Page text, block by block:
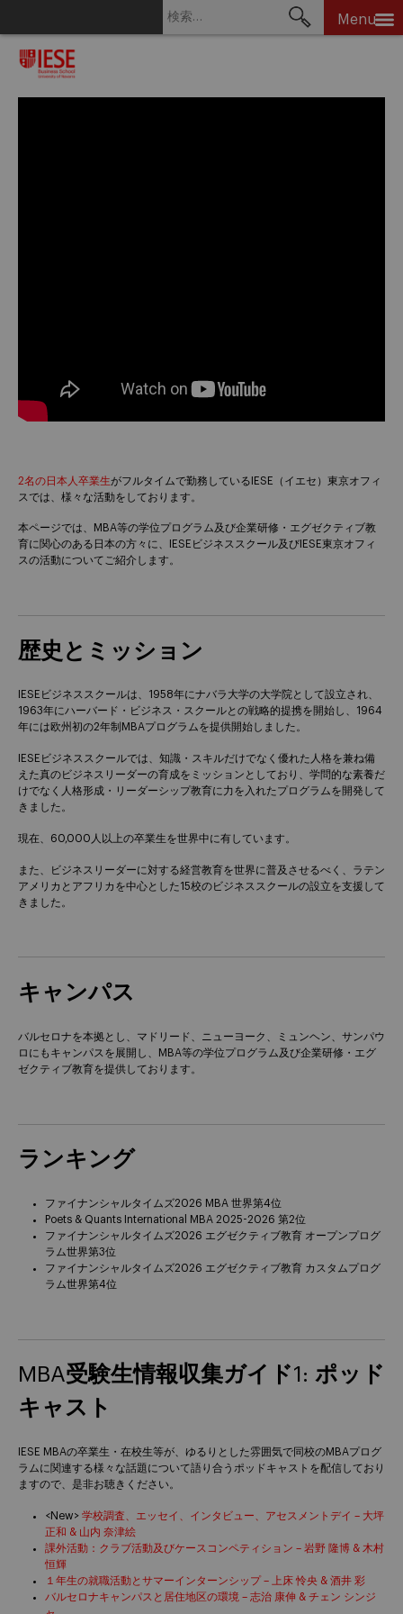
Menu
2名の日本人卒業生がフルタイムで勤務しているIESE（イエセ）東京オフィ
スでは、様々な活動をしております。
本ページでは、MBA等の学位プログラム及び企業研修・エグゼクティブ教
育に関心のある日本の方々に、IESEビジネススクール及びIESE東京オフィ
スの活動についてご紹介します。
歴史とミッション
IESEビジネススクールは、1958年にナバラ大学の大学院として設立され、
1963年にハーバード・ビジネス・スクールとの戦略的提携を開始し、1964
年には欧州初の2年制MBAプログラムを提供開始しました。
IESEビジネススクールでは、知識・スキルだけでなく優れた人格を兼ね備
えた真のビジネスリーダーの育成をミッションとしており、学問的な素養だ
けでなく人格形成・リーダーシップ教育に力を入れたプログラムを開発して
きました。
現在、60,000人以上の卒業生を世界中に有しています。
また、ビジネスリーダーに対する経営教育を世界に普及させるべく、ラテン
アメリカとアフリカを中心とした15校のビジネススクールの設立を支援して
きました。
キャンパス
バルセロナを本拠とし、マドリード、ニューヨーク、ミュンヘン、サンパウ
ロにもキャンパスを展開し、MBA等の学位プログラム及び企業研修・エグ
ゼクティブ教育を提供しております。
ランキング
ファイナンシャルタイムズ2026 MBA 世界第4位
Poets & Quants International MBA 2025-2026 第2位
ファイナンシャルタイムズ2026 エグゼクティブ教育 オープンプログ
ラム世界第3位
ファイナンシャルタイムズ2026 エグゼクティブ教育 カスタムプログ
ラム世界第4位
MBA受験生情報収集ガイド1: ポッド
キャスト
IESE MBAの卒業生・在校生等が、ゆるりとした雰囲気で同校のMBAプログ
ラムに関連する様々な話題について語り合うポッドキャストを配信しており
ますので、是非お聴きください。
<New> 学校調査、エッセイ、インタビュー、アセスメントデイ – 大坪
正和 & 山内 奈津絵
課外活動：クラブ活動及びケースコンペティション – 岩野 隆博 & 木村
恒輝
１年生の就職活動とサマーインターンシップ – 上床 怜央 & 酒井 彩
バルセロナキャンパスと居住地区の環境 – 志治 康伸 & チェン シンジ